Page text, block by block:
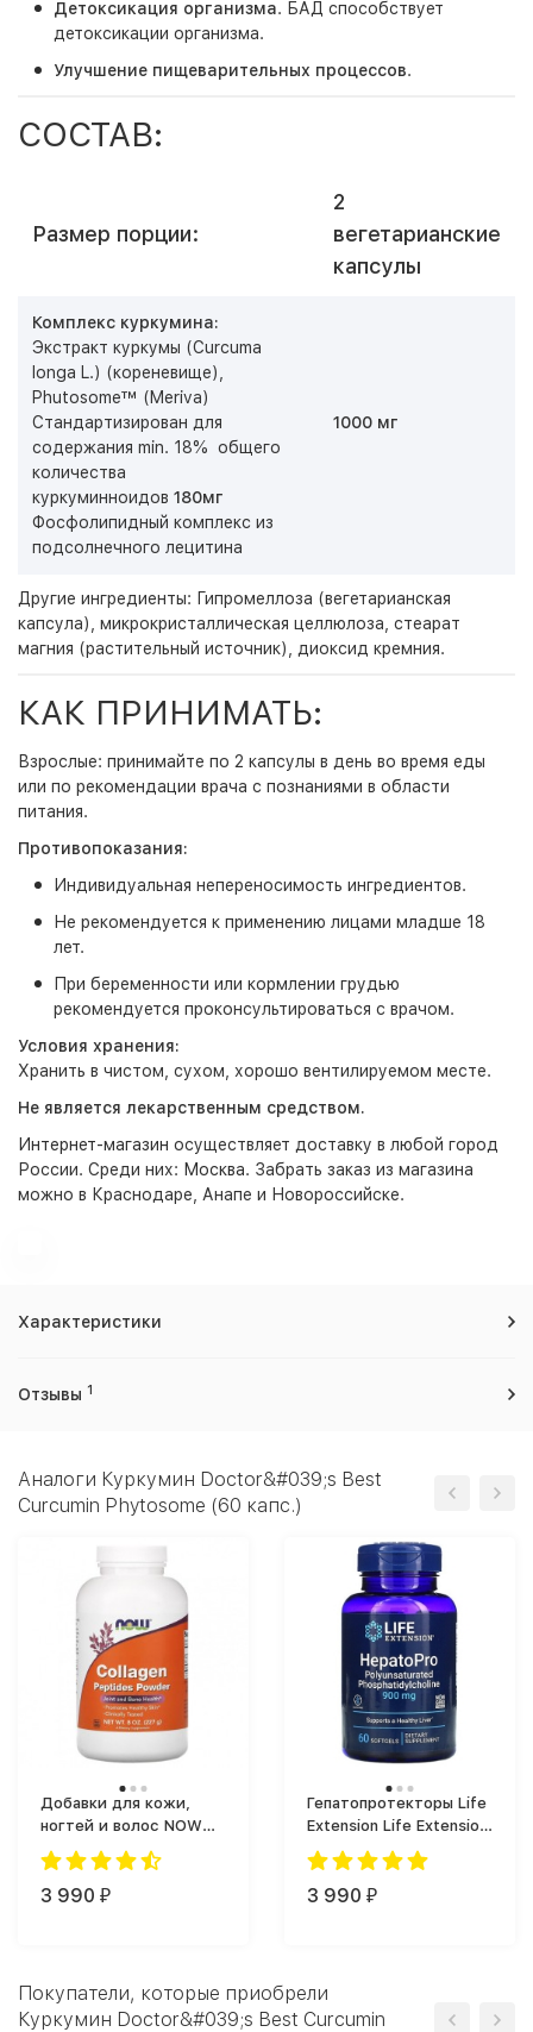
Детоксикация организма. БАД способствует
детоксикации организма.
Улучшение пищеварительных процессов.
СОСТАВ:
Размер порции:
2
вегетарианские
капсулы
Комплекс куркумина:
Экстракт куркумы (Curcuma
longa L.) (кореневище),
Phutosome™ (Meriva)
Стандартизирован для
содержания min. 18% общего
количества
куркуминноидов 180мг
Фосфолипидный комплекс из
подсолнечного лецитина
1000 мг
Другие ингредиенты: Гипромеллоза (вегетарианская
капсула), микрокристаллическая целлюлоза, стеарат
магния (растительный источник), диоксид кремния.
КАК ПРИНИМАТЬ:
Взрослые: принимайте по 2 капсулы в день во время еды
или по рекомендации врача с познаниями в области
питания.
Противопоказания:
Индивидуальная непереносимость ингредиентов.
Не рекомендуется к применению лицами младше 18
лет.
При беременности или кормлении грудью
рекомендуется проконсультироваться с врачом.
Условия хранения:
Хранить в чистом, сухом, хорошо вентилируемом месте.
Не является лекарственным средством.
Интернет-магазин осуществляет доставку в любой город
России. Среди них: Москва. Забрать заказ из магазина
можно в Краснодаре, Анапе и Новороссийске.
Характеристики
Отзывы 1
Аналоги Куркумин Doctor&#039;s Best
Curcumin Phytosome (60 капс.)
Добавки для кожи,
ногтей и волос NOW
Foods Collagen Peptides
Powder (227 мл)
3 990 ₽
Гепатопротекторы Life
Extension Life Extension
HepatoPro 900 mg 60
softgels (60 капс.)
3 990 ₽
Покупатели, которые приобрели
Куркумин Doctor&#039;s Best Curcumin